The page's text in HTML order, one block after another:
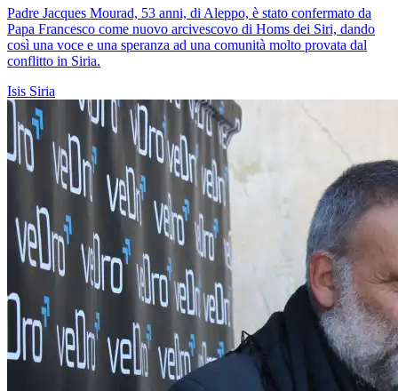
Padre Jacques Mourad, 53 anni, di Aleppo, è stato confermato da
Papa Francesco come nuovo arcivescovo di Homs dei Siri, dando
così una voce e una speranza ad una comunità molto provata dal
conflitto in Siria.
Isis Siria